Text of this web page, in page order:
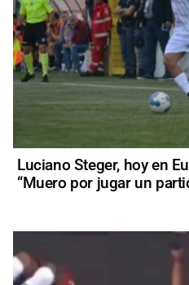
Luciano Steger, hoy en
“Muero por jugar un